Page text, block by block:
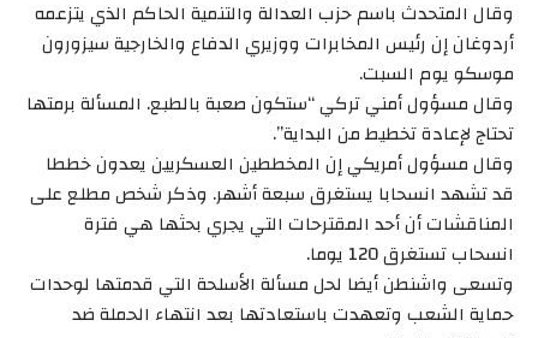
وقال المتحدث باسم حزب العدالة والتنمية الحاكم الذي يتزعمه
أردوغان إن رئيس المخابرات ووزيري الدفاع والخارجية سيزورون
موسكو يوم السبت.
وقال مسؤول أمني تركي “ستكون صعبة بالطبع. المسألة برمتها
تحتاج لإعادة تخطيط من البداية”.
وقال مسؤول أمريكي إن المخططين العسكريين يعدون خططا
قد تشهد انسحابا يستغرق سبعة أشهر. وذكر شخص مطلع على
المناقشات أن أحد المقترحات التي يجري بحثها هي فترة
انسحاب تستغرق 120 يوما.
وتسعى واشنطن أيضا لحل مسألة الأسلحة التي قدمتها لوحدات
حماية الشعب وتعهدت باستعادتها بعد انتهاء الحملة ضد